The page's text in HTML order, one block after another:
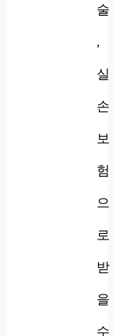
술
,
실
손
보
험
으
로
받
을
수